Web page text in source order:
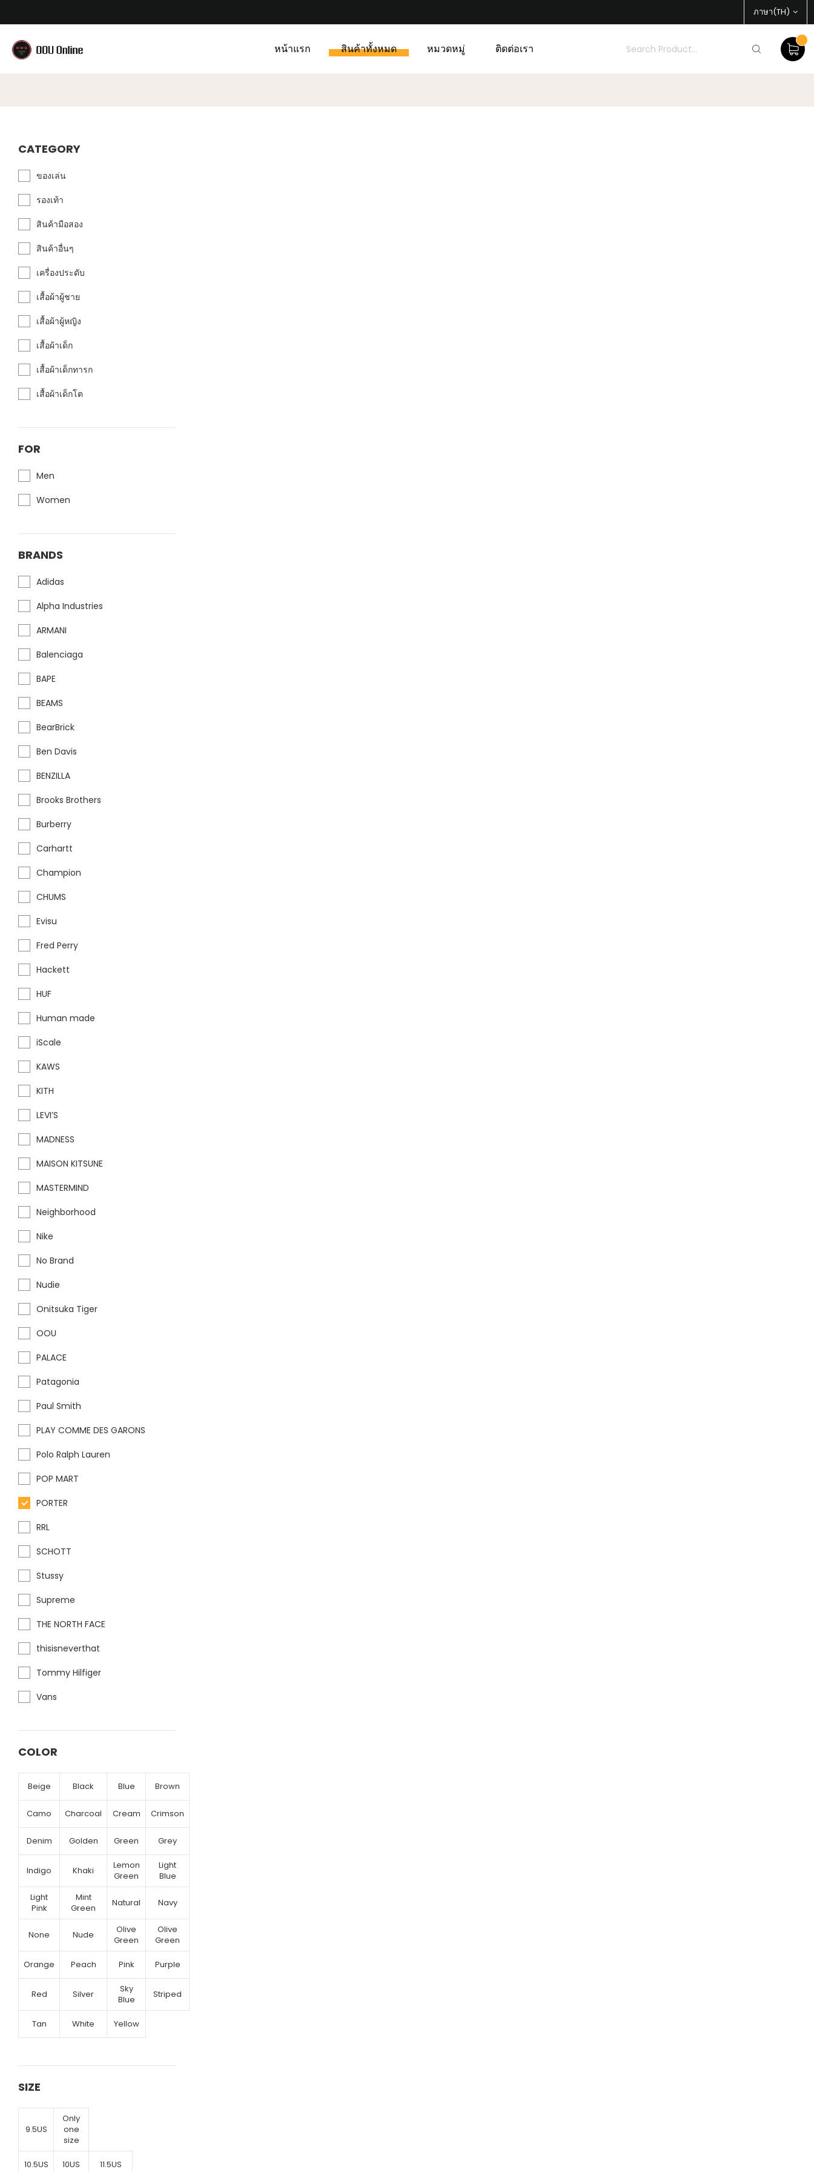
ภาษา(TH)
หน้าแรก สินค้าทั้งหมด หมวดหมู่ ติดต่อเรา
CATEGORY
ของเล่น
รองเท้า
สินค้ามือสอง
สินค้าอื่นๆ
เครื่องประดับ
เสื้อผ้าผู้ชาย
เสื้อผ้าผู้หญิง
เสื้อผ้าเด็ก
เสื้อผ้าเด็กทารก
เสื้อผ้าเด็กโต
FOR
Men
Women
BRANDS
Adidas
Alpha Industries
ARMANI
Balenciaga
BAPE
BEAMS
BearBrick
Ben Davis
BENZILLA
Brooks Brothers
Burberry
Carhartt
Champion
CHUMS
Evisu
Fred Perry
Hackett
HUF
Human made
iScale
KAWS
KITH
LEVI’S
MADNESS
MAISON KITSUNE
MASTERMIND
Neighborhood
Nike
No Brand
Nudie
Onitsuka Tiger
OOU
PALACE
Patagonia
Paul Smith
PLAY COMME DES GARONS
Polo Ralph Lauren
POP MART
PORTER
RRL
SCHOTT
Stussy
Supreme
THE NORTH FACE
thisisneverthat
Tommy Hilfiger
Vans
COLOR
Beige Black Blue Brown
Camo Charcoal Cream Crimson
Denim Golden Green Grey
Indigo Khaki
Lemon
Green
Light
Blue
Light
Pink
Mint
Green
Natural Navy
None Nude
Olive
Green
Olive
Green
Orange Peach Pink Purple
Red Silver
Sky
Blue
Striped
Tan White Yellow
SIZE
9.5US
Only
one
size
10.5US 10US 11.5US